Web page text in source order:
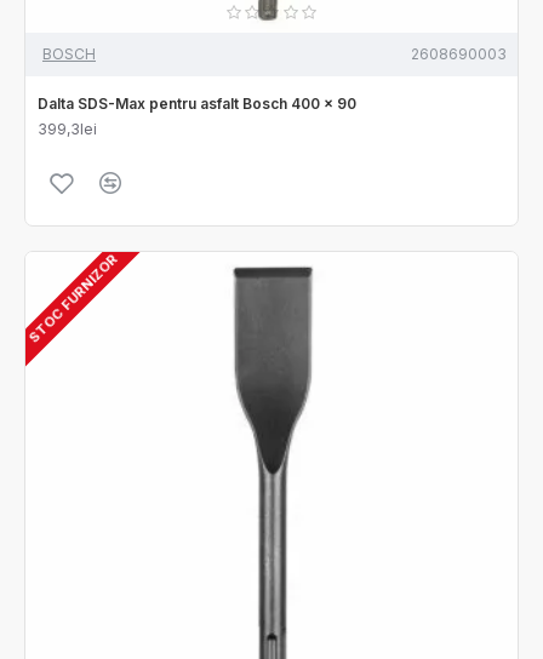
BOSCH 2608690003
Dalta SDS-Max pentru asfalt Bosch 400 x 90
399,3lei
STOC FURNIZOR